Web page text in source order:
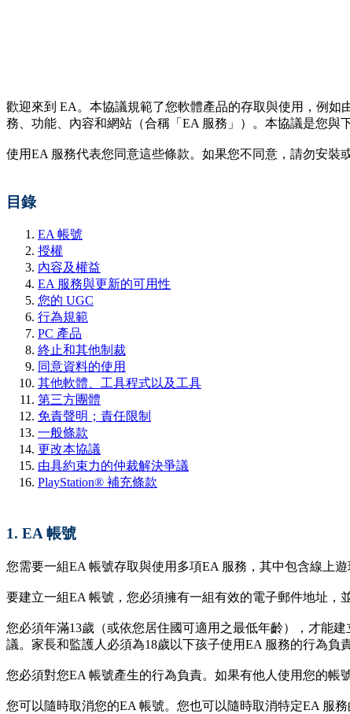
歡迎來到 EA。本協議規範了您軟體產品的存取與使用，例
務、功能、內容和網站（合稱「EA 服務」）。本協議是您與
使用EA 服務代表您同意這些條款。如果您不同意，請勿安裝
目錄
EA 帳號
授權
內容及權益
EA 服務與更新的可用性
您的 UGC
行為規範
PC 產品
終止和其他制裁
同意資料的使用
其他軟體、工具程式以及工具
第三方團體
免責聲明；責任限制
一般條款
更改本協議
由具約束力的仲裁解決爭議
PlayStation® 補充條款
1. EA 帳號
您需要一組EA 帳號存取與使用多項EA 服務，其中包含線上遊
要建立一組EA 帳號，您必須擁有一組有效的電子郵件地址，
您必須年滿13歲（或依您居住國可適用之最低年齡），才能
議。家長和監護人必須為18歲以下孩子使用EA 服務的行為負
您必須對您EA 帳號產生的行為負責。如果有他人使用您的帳
您可以隨時取消您的EA 帳號。您也可以隨時取消特定EA 服